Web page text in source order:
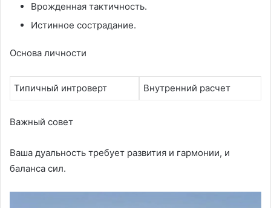
Врожденная тактичность.
Истинное сострадание.
Основа личности
Типичный интроверт Внутренний расчет
Важный совет
Ваша дуальность требует развития и гармонии, и
баланса сил.